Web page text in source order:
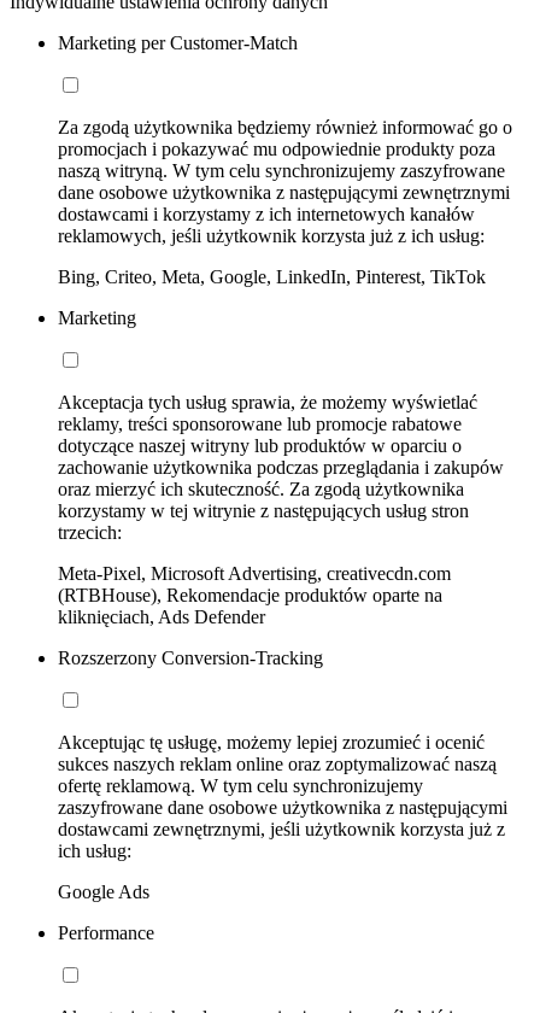
Marketing per Customer-Match
Za zgodą użytkownika będziemy również informować go o
promocjach i pokazywać mu odpowiednie produkty poza
naszą witryną. W tym celu synchronizujemy zaszyfrowane
dane osobowe użytkownika z następującymi zewnętrznymi
dostawcami i korzystamy z ich internetowych kanałów
reklamowych, jeśli użytkownik korzysta już z ich usług:
Bing, Criteo, Meta, Google, LinkedIn, Pinterest, TikTok
Marketing
Akceptacja tych usług sprawia, że możemy wyświetlać
reklamy, treści sponsorowane lub promocje rabatowe
dotyczące naszej witryny lub produktów w oparciu o
zachowanie użytkownika podczas przeglądania i zakupów
oraz mierzyć ich skuteczność. Za zgodą użytkownika
korzystamy w tej witrynie z następujących usług stron
trzecich:
Meta-Pixel, Microsoft Advertising, creativecdn.com
(RTBHouse), Rekomendacje produktów oparte na
kliknięciach, Ads Defender
Rozszerzony Conversion-Tracking
Akceptując tę usługę, możemy lepiej zrozumieć i ocenić
sukces naszych reklam online oraz zoptymalizować naszą
ofertę reklamową. W tym celu synchronizujemy
zaszyfrowane dane osobowe użytkownika z następującymi
dostawcami zewnętrznymi, jeśli użytkownik korzysta już z
ich usług:
Google Ads
Performance